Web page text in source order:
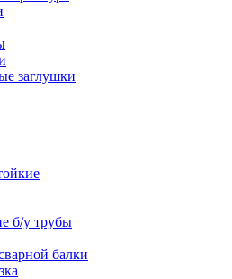
заглушки
б/у трубы
балки